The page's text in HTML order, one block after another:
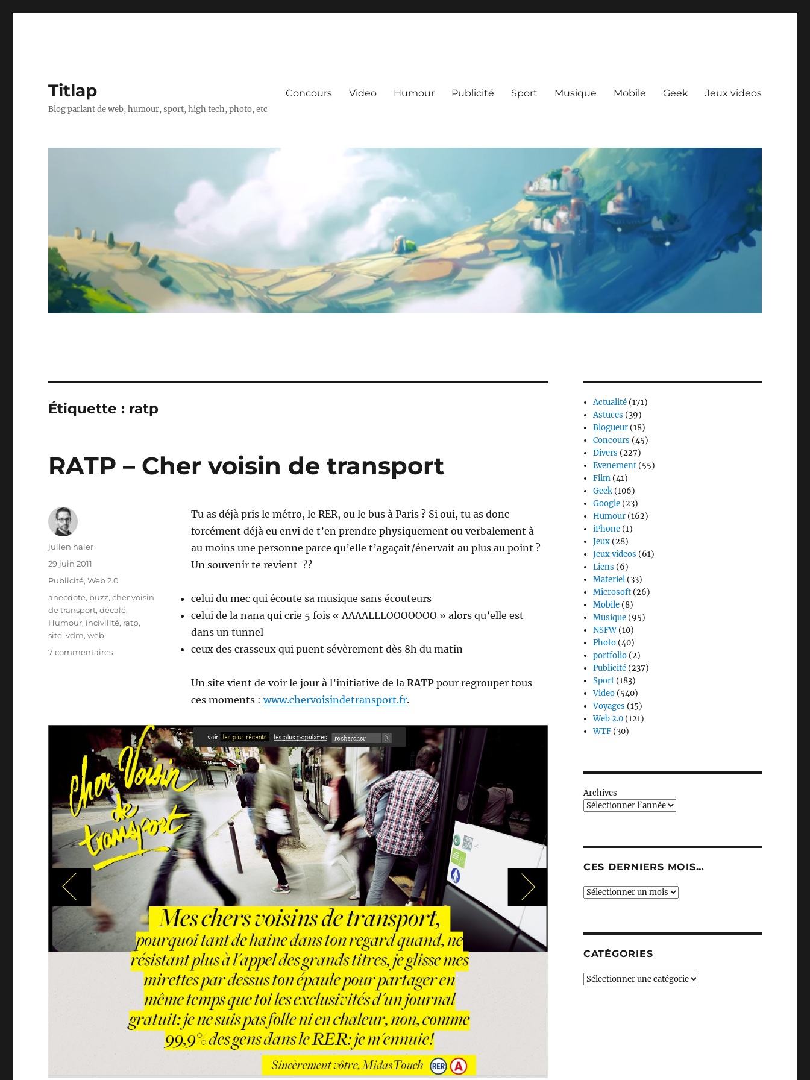
Titlap
Blog parlant de web, humour, sport, high tech, photo, etc
Concours Video Humour Publicité Sport Musique Mobile Geek Jeux videos
Étiquette : ratp
RATP – Cher voisin de transport
Tu as déjà pris le métro, le RER, ou le bus à Paris ? Si oui, tu as donc
forcément déjà eu envi de t’en prendre physiquement ou verbalement à
au moins une personne parce qu’elle t’agaçait/énervait au plus au point ?
Un souvenir te revient ??
celui du mec qui écoute sa musique sans écouteurs
celui de la nana qui crie 5 fois « AAAALLLOOOOOOO » alors qu’elle est
dans un tunnel
ceux des crasseux qui puent sévèrement dès 8h du matin
Un site vient de voir le jour à l’initiative de la RATP pour regrouper tous
ces moments :www.chervoisindetransport.fr.
Auteur
julien haler
Publié
29 juin 2011
Catégories
Publicité,Web 2.0
Étiquettes
anecdote, buzz,cher voisin
de transport,décalé,
Humour, incivilité, ratp,
site,vdm,web
7 commentairessur
transport
Actualité (171)
Astuces (39)
Blogueur (18)
Concours (45)
Divers (227)
Evenement (55)
Film (41)
Geek (106)
Google (23)
Humour (162)
iPhone (1)
Jeux (28)
Jeux videos (61)
Liens (6)
Materiel (33)
Microsoft (26)
Mobile (8)
Musique (95)
NSFW(10)
Photo (40)
portfolio (2)
Publicité (237)
Sport (183)
Video (540)
Voyages (15)
Web 2.0 (121)
WTF (30)
Archives
CES DERNIERS MOIS…
Ces
CATÉGORIES
Catégories